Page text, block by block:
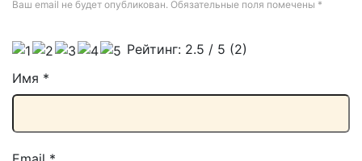
Ваш email не будет опубликован. Обязательные поля помечены *
Рейтинг: 2.5 / 5 (2)
Имя *